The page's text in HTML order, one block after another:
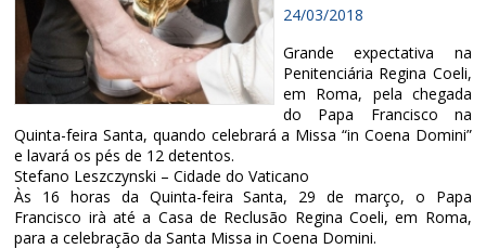
24/03/2018
Grande expectativa na
Penitenciária Regina Coeli,
em Roma, pela chegada
do Papa Francisco na
Quinta-feira Santa, quando celebrará a Missa “in Coena Domini”
e lavará os pés de 12 detentos.
Stefano Leszczynski – Cidade do Vaticano
Às 16 horas da Quinta-feira Santa, 29 de março, o Papa
Francisco irà até a Casa de Reclusão Regina Coeli, em Roma,
para a celebração da Santa Missa in Coena Domini.